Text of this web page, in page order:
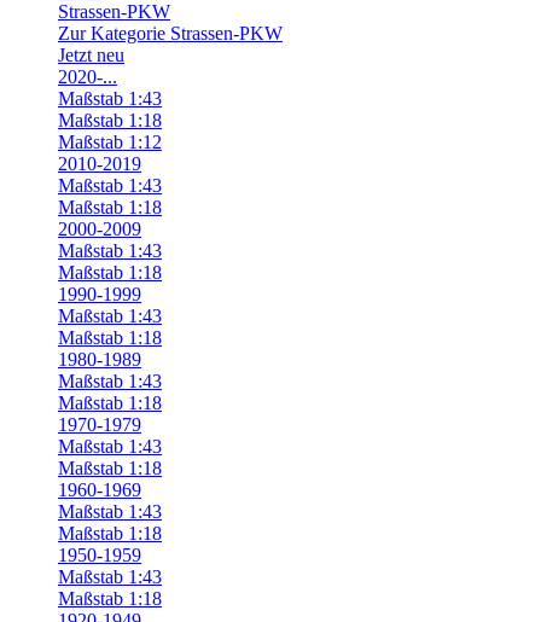
Strassen-PKW
Zur Kategorie Strassen-PKW
Jetzt neu
2020-...
Maßstab 1:43
Maßstab 1:18
Maßstab 1:12
2010-2019
Maßstab 1:43
Maßstab 1:18
2000-2009
Maßstab 1:43
Maßstab 1:18
1990-1999
Maßstab 1:43
Maßstab 1:18
1980-1989
Maßstab 1:43
Maßstab 1:18
1970-1979
Maßstab 1:43
Maßstab 1:18
1960-1969
Maßstab 1:43
Maßstab 1:18
1950-1959
Maßstab 1:43
Maßstab 1:18